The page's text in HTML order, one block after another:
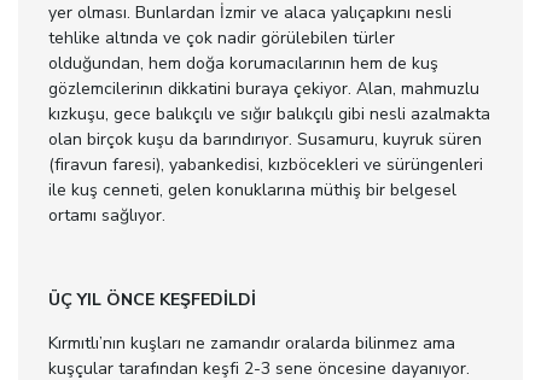
yer olması. Bunlardan İzmir ve alaca yalıçapkını nesli
tehlike altında ve çok nadir görülebilen türler
olduğundan, hem doğa korumacılarının hem de kuş
gözlemcilerinın dikkatini buraya çekiyor. Alan, mahmuzlu
kızkuşu, gece balıkçılı ve sığır balıkçılı gibi nesli azalmakta
olan birçok kuşu da barındırıyor. Susamuru, kuyruk süren
(firavun faresi), yabankedisi, kızböcekleri ve sürüngenleri
ile kuş cenneti, gelen konuklarına müthiş bir belgesel
ortamı sağlıyor.
ÜÇ YIL ÖNCE KEŞFEDİLDİ
Kırmıtlı’nın kuşları ne zamandır oralarda bilinmez ama
kuşçular tarafından keşfi 2-3 sene öncesine dayanıyor.